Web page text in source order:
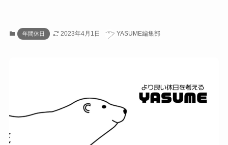
年間休日 2023年4月1日 YASUME編集部